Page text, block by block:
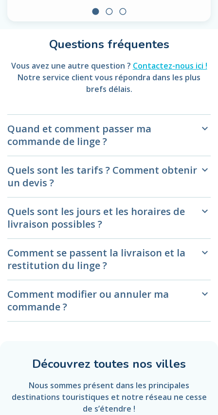
circle radio_button_unchecked radio_button_unchecked
Questions fréquentes
Vous avez une autre question ? Contactez-nous ici !
Notre service client vous répondra dans les plus
brefs délais.
Quand et comment passer ma
commande de linge ?
keyboard_arrow_down
Quels sont les tarifs ? Comment obtenir
un devis ?
keyboard_arrow_down
Quels sont les jours et les horaires de
livraison possibles ?
keyboard_arrow_down
Comment se passent la livraison et la
restitution du linge ?
keyboard_arrow_down
Comment modifier ou annuler ma
commande ?
keyboard_arrow_down
Découvrez toutes nos villes
Nous sommes présent dans les principales
destinations touristiques et notre réseau ne cesse
de s’étendre !